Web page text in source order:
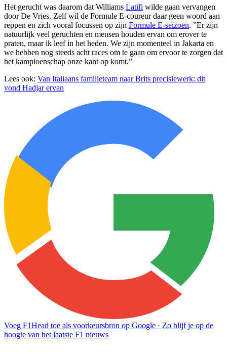
Het gerucht was daarom dat Williams Latifi wilde gaan vervangen
door De Vries. Zelf wil de Formule E-coureur daar geen woord aan
reppen en zich vooral focussen op zijn Formule E-seizoen. ”Er zijn
natuurlijk veel geruchten en mensen houden ervan om erover te
praten, maar ik leef in het heden. We zijn momenteel in Jakarta en
we hebben nog steeds acht races om te gaan om ervoor te zorgen dat
het kampioenschap onze kant op komt.”
Lees ook: Van Italiaans familieteam naar Brits precisiewerk: dit
vond Hadjar ervan
Voeg F1Head toe als voorkeursbron op Google · Zo blijf je op de
hoogte van het laatste F1 nieuws